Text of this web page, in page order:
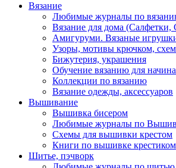
Вязание
Любимые журналы по
Вязание для дома
Амигуруми. Вязаные
Узоры, мотивы крючком,
Бижутерия, украшения
Обучение вязанию для
Коллекции по вязанию
Вязание одежды, аксессуаров
Вышивание
Вышивка бисером
Любимые журналы по
Схемы для вышивки крестом
Книги по вышивке крестиком
Шитье, пэчворк